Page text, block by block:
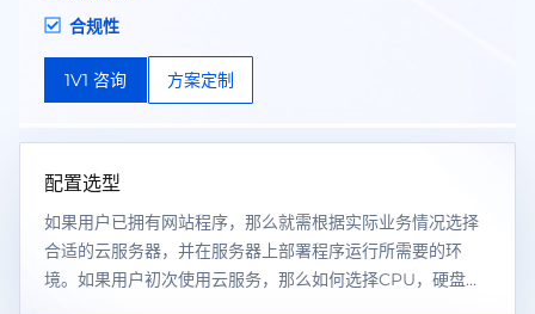
合规性
1V1 咨询 方案定制
配置选型
如果用户已拥有网站程序，那么就需根据实际业务情况选择
合适的云服务器，并在服务器上部署程序运行所需要的环
境。如果用户初次使用云服务，那么如何选择CPU，硬盘，